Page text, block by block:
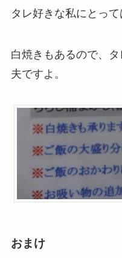
タレ好きな私にとって
白焼きもあるので、
夫ですよ。
おまけ